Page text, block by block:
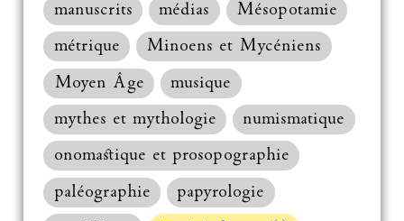
manuscrits
médias
Mésopotamie
métrique
Minoens et Mycéniens
Moyen Âge
musique
mythes et mythologie
numismatique
onomastique et prosopographie
paléographie
papyrologie